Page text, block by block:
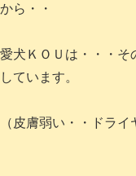
から・・
愛犬ＫＯＵは・・・そ
しています。
（皮膚弱い・・ドラ